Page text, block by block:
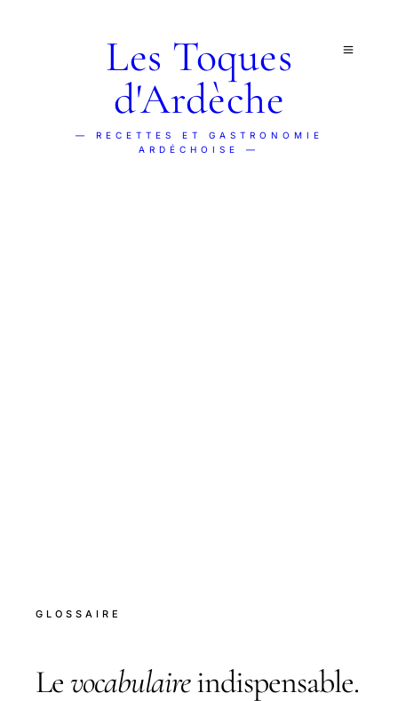
Les Toques
d'Ardèche
— RECETTES ET GASTRONOMIE
ARDÉCHOISE —
GLOSSAIRE
Levocabulaireindispensable.